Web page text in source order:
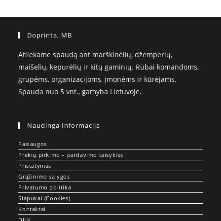
Doprinta, MB
Atliekame spaudą ant marškinėlių, džemperių,
maišelių, kepurėlių ir kitų gaminių. Rūbai komandoms,
grupėms, organizacijoms, įmonėms ir kūrėjams.
Spauda nuo 5 vnt., gamyba Lietuvoje.
Naudinga Informacija
Paslaugos
Prekių pirkimo – pardavimo taisyklės
Pristatymas
Grąžinimo sąlygos
Privatumo politika
Slapukai (Cookies)
Kontaktai